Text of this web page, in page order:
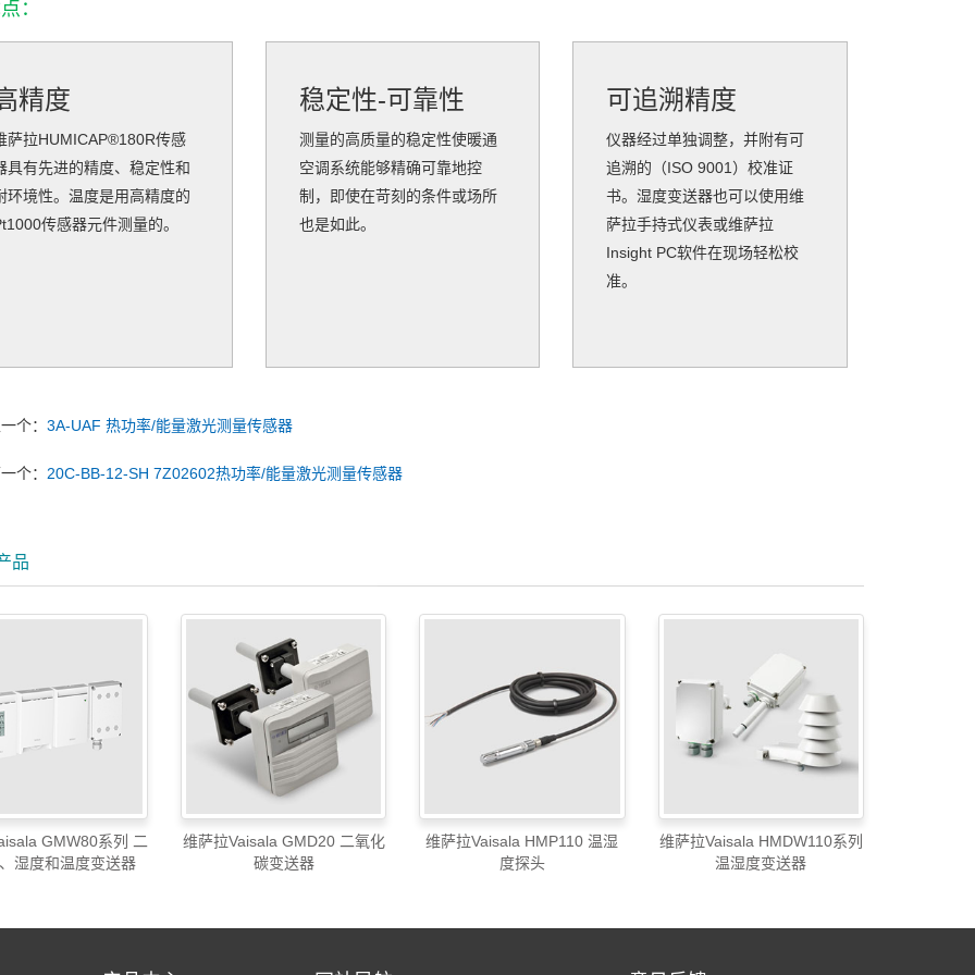
：
精度
萨拉HUMICAP®180R传感
具有先进的精度、稳定性和
环境性。温度是用高精度的
传感器元件测量的。
稳定性-可靠性
测量的高质量的稳定性使暖通
空调系统能够精确可靠地控
制，即使在苛刻的条件或场所
也是如此。
可追溯精度
仪器经过单独调整，并附有可
追溯的（ISO 9001）校准证
书。湿度变送器也可以使用维
萨拉手持式仪表或维萨拉
Insight PC软件在现场轻松校
准。
个： 3A-UAF 热功率/能量激光测量传感器
个： 20C-BB-12-SH 7Z02602热功率/能量激光测量传感器
品
GMW80系列 二
湿度和温度变送器
维萨拉Vaisala GMD20 二氧化
碳变送器
维萨拉Vaisala HMP110 温湿
度探头
维萨拉Vaisala HMDW110系列
温湿度变送器